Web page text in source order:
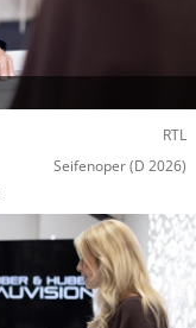
RTL
Seifenoper(D 2026)